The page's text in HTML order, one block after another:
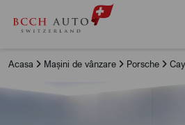
Acasa Mașini de vânzare Porsche